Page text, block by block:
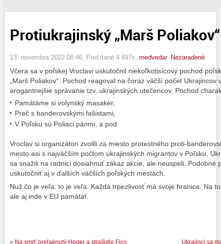
Protiukrajinský „Marš
13. novembra 2022 08:46 , Prečítané 4 897x, medvedar, Nezaradené
Včera sa v poľskej Vroclavi uskutočnil niekoľkotisícový pochod
„Marš Poliakov“. Pochod reagoval na čoraz väčší počet Ukrajincov
arogantnejšie správanie tzv. ukrajinských utečencov. Pochod
Pamätáme si volynský masaker,
Preč s banderovskými fašistami,
V Poľsku sú Poliaci pánmi, a pod.
Vroclav si organizátori zvolili za miesto protestného proti-
mesto asi s najväčším počtom ukrajinských migrantov v Poľsku.
sa snažili na radnici dosiahnuť zákaz akcie, ale neuspeli. Podobné
uskutočniť aj v ďalších väčších poľských mestách.
Nuž čo je veľa, to je veľa. Každá trpezlivosť má svoje hranice. Na
ale aj inde v EU pamätať.
Ukrajinci sa
« Na smrť preľaknutý Heger a strašidlo Fico